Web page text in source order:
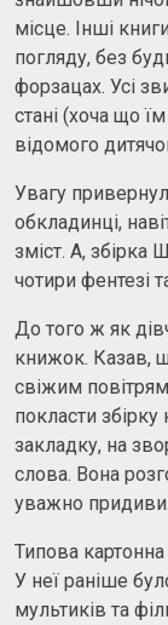
місце. Інші
погляду, без
форзацах. Усі
стані (хоча що
відомого
Увагу
обкладинці,
зміст. А, збірка
чотири фентезі
До того ж як
книжок. Казав,
свіжим
покласти
закладку, на
слова. Вона
уважно
Типова
У неї раніше
мультиків та